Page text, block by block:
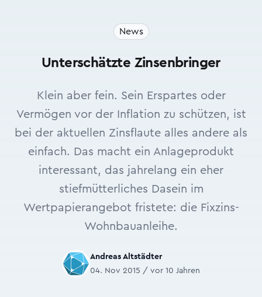
News
Unterschätzte Zinsenbringer
Klein aber fein. Sein Erspartes oder
Vermögen vor der Inflation zu schützen, ist
bei der aktuellen Zinsflaute alles andere als
einfach. Das macht ein Anlageprodukt
interessant, das jahrelang ein eher
stiefmütterliches Dasein im
Wertpapierangebot fristete: die Fixzins-
Wohnbauanleihe.
Andreas Altstädter
04. Nov 2015 / vor 10 Jahren